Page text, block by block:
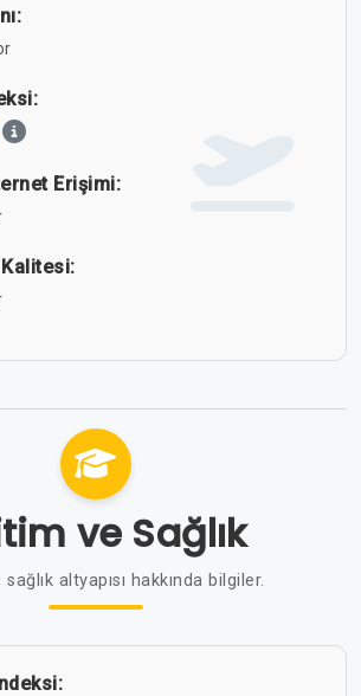
Erişimi:
ve Sağlık
altyapısı hakkında bilgiler.